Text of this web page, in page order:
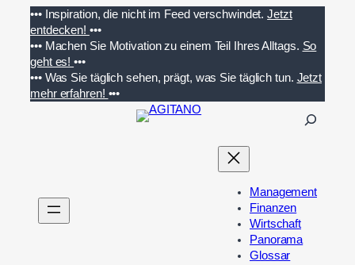
Inhalt
springen
••• Inspiration, die nicht im Feed verschwindet. Jetzt
entdecken! •••
••• Machen Sie Motivation zu einem Teil Ihres Alltags. So
geht es!•••
••• Was Sie täglich sehen, prägt, was Sie täglich tun. Jetzt
mehr erfahren! •••
n
Management
Finanzen
Wirtschaft
Panorama
Glossar